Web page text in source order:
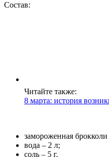
Состав:
Читайте также:
8 марта: история
замороженная брокколи
вода – 2 л;
соль – 5 г.